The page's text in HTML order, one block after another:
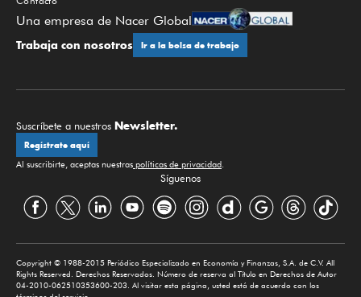
Una empresa de Nacer Global
Trabaja con nosotros Ir a la bolsa de trabajo
Suscríbete a nuestros Newsletter.
Regístrate aquí
Al suscribirte, aceptas nuestras políticas de privacidad.
Síguenos
Copyright © 1988-2015 Periódico Especializado en Economía y Finanzas, S.A. de C.V. All
Rights Reserved. Derechos Reservados. Número de reserva al Título en Derechos de Autor
04-2010-062510353600-203. Al visitar esta página, usted está de acuerdo con los